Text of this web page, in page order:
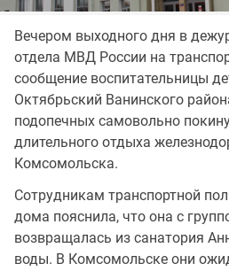
Вечером выходного дня в
отдела МВД России на
сообщение воспитательницы
Октябрьский Ванинского
подопечных самовольно
длительного отдыха
Комсомольска.
Сотрудникам транспортной
дома пояснила, что она с
возвращалась из санатория
воды. В Комсомольске они